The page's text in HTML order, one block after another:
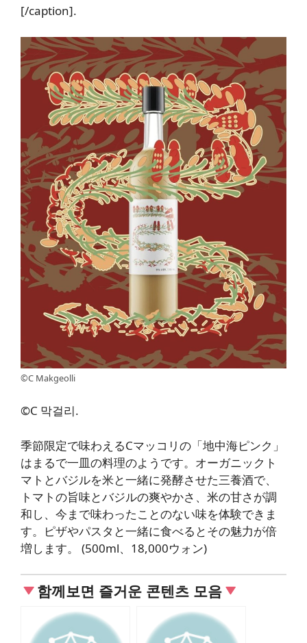
[/caption].
©C Makgeolli
©C 막걸리.
季節限定で味わえるCマッコリの「地中海ピンク」
はまるで一皿の料理のようです。オーガニックト
マトとバジルを米と一緒に発酵させた三養酒で、
トマトの旨味とバジルの爽やかさ、米の甘さが調
和し、今まで味わったことのない味を体験できま
す。ピザやパスタと一緒に食べるとその魅力が倍
増します。 (500ml、18,000ウォン)
함께보면 즐거운 콘텐츠 모음